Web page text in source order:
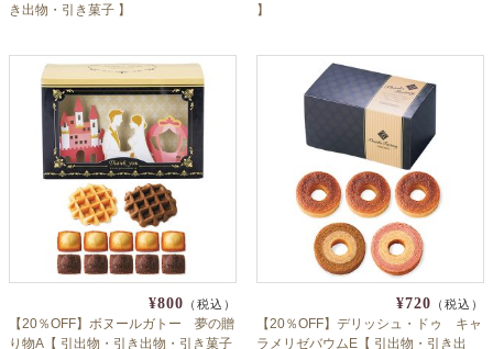
き出物・引き菓子 】
】
¥800 （税込）
【20％OFF】ボヌールガトー 夢の贈
り物A【 引出物・引き出物・引き菓子
¥720 （税込）
【20％OFF】デリッシュ・ドゥ キャ
ラメリゼバウムE【 引出物・引き出